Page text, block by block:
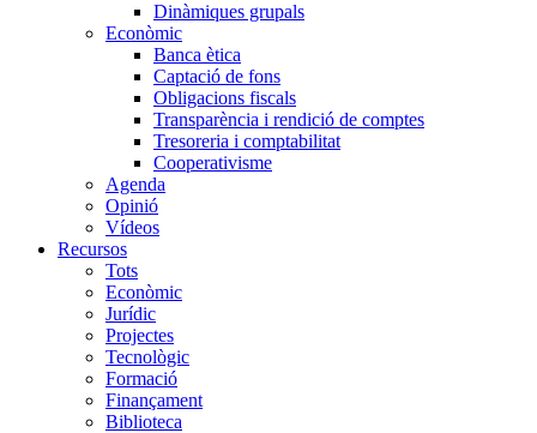
Dinàmiques grupals
Econòmic
Banca ètica
Captació de fons
Obligacions fiscals
Transparència i rendició de comptes
Tresoreria i comptabilitat
Cooperativisme
Agenda
Opinió
Vídeos
Recursos
Tots
Econòmic
Jurídic
Projectes
Tecnològic
Formació
Finançament
Biblioteca